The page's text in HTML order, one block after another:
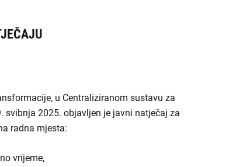
u Centraliziranom sustavu za
svibnja 2025. objavljen je javni natječaj za
radna mjesta:
vrijeme,